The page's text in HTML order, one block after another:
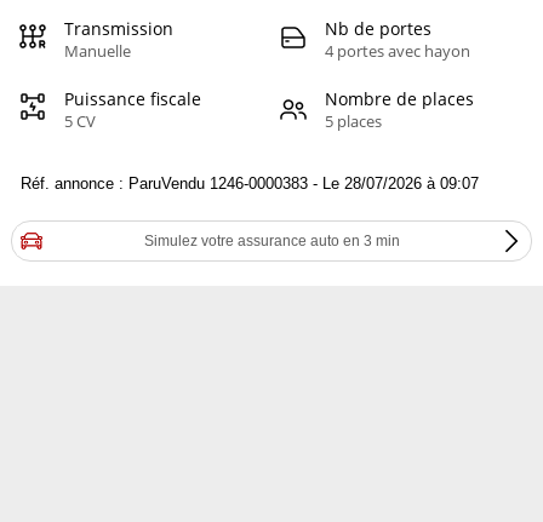
Transmission
Manuelle
Nb de portes
4 portes avec hayon
Puissance fiscale
5 CV
Nombre de places
5 places
Réf. annonce : ParuVendu 1246-0000383 - Le 28/07/2026 à 09:07
Simulez votre assurance auto en 3 min